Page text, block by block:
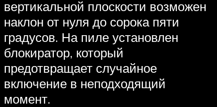
вертикальной плоскости возможен
наклон от нуля до сорока пяти
градусов. На пиле установлен
блокиратор, который
предотвращает случайное
включение в неподходящий
момент.